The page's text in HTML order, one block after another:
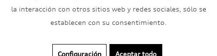
la interacción con otros sitios web y redes sociales, sólo se
establecen con su consentimiento.
Configuración Aceptar todo